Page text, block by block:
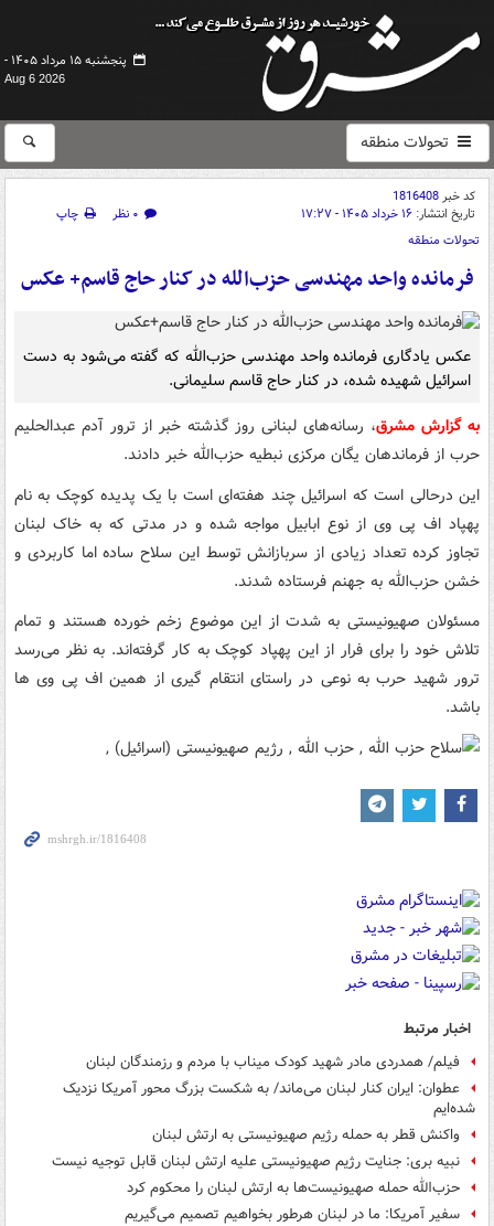
پنجشنبه ۱۵ مرداد ۱۴۰۵ -
Aug 6 2026
تحولات منطقه
کد خبر1816408
تاریخ انتشار: ۱۶ خرداد ۱۴۰۵ - ۱۷:۲۷ ۰ نظر
چاپ
تحولات منطقه
فرمانده واحد مهندسی حزب‌الله در کنار حاج قاسم+ عکس
عکس یادگاری فرمانده واحد مهندسی حزب‌الله که گفته‌ می‌شود به دست
اسرائیل شهیده شده، در کنار حاج قاسم سلیمانی.
به گزارش مشرق، رسانه‌های لبنانی روز گذشته خبر از ترور آدم عبدالحلیم
حرب از فرماندهان یگان مرکزی نبطیه حزب‌الله خبر دادند.
این درحالی است که اسرائیل چند هفته‌ای است با یک پدیده کوچک به نام
پهپاد اف پی وی از نوع ابابیل مواجه شده و در مدتی که به خاک لبنان
تجاوز کرده تعداد زیادی از سربازانش توسط این سلاح ساده اما کاربردی و
خشن حزب‌الله به جهنم فرستاده شدند.
مسئولان صهیونیستی به شدت از این موضوع زخم خورده هستند و تمام
تلاش خود را برای فرار از این پهپاد کوچک به کار گرفته‌اند. به نظر می‌رسد
ترور شهید حرب به نوعی در راستای انتقام گیری از همین اف پی وی ها
باشد.
اخبار مرتبط
فیلم/ همدردی مادر شهید کودک میناب با مردم و رزمندگان لبنان
عطوان: ایران کنار لبنان می‌ماند/ به شکست بزرگ محور آمریکا نزدیک
شده‌ایم
واکنش قطر به حمله رژیم صهیونیستی به ارتش لبنان
نبیه بری: جنایت رژیم صهیونیستی علیه ارتش لبنان قابل توجیه نیست
حزب‌الله حمله صهیونیست‌ها به ارتش لبنان را محکوم کرد
سفیر آمریکا: ما در لبنان هرطور بخواهیم تصمیم می‌گیریم